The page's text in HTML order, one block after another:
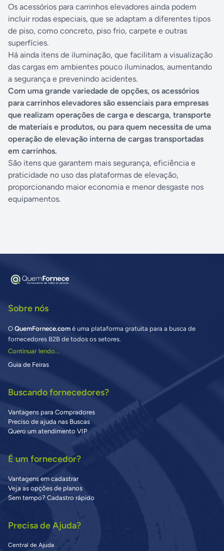
Os acessórios para carrinhos elevadores ainda podem
incluir rodas especiais, que se adaptam a diferentes tipos
de piso, como concreto, piso frio, carpete e outras
superfícies.
Há ainda itens de iluminação, que facilitam a visualização
das cargas em ambientes pouco iluminados, aumentando
a segurança e prevenindo acidentes.
Com uma grande variedade de opções, os acessórios
para carrinhos elevadores são essenciais para empresas
que realizam operações de carga e descarga, transporte
de materiais e produtos, ou para quem necessita de uma
operação de elevação interna de cargas transportadas
em carrinhos.
São itens que garantem mais segurança, eficiência e
praticidade no uso das plataformas de elevação,
proporcionando maior economia e menor desgaste nos
equipamentos.
Sobre nós
O QuemFornece.com é uma plataforma gratuita para a busca de
fornecedores B2B de todos os setores.
Continuar lendo...
Guia de Feiras
Buscando fornecedores?
Vantagens para Compradores
Preciso de ajuda nas Buscas
Quero um atendimento VIP
É um fornecedor?
Vantagens em cadastrar
Veja as opções de planos
Sem tempo? Cadastro rápido
Precisa de Ajuda?
Central de Ajuda